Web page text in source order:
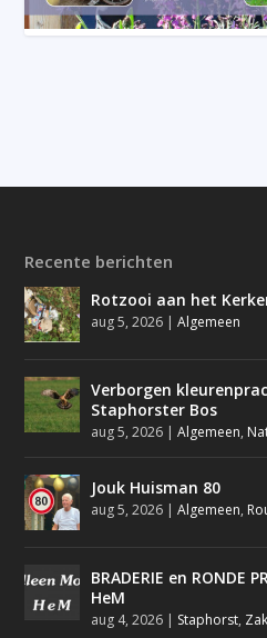
Recente berichten
Rotzooi aan het
aug 5, 2026 |Algemeen
Verborgen
Staphorster Bos
aug 5, 2026 |Algemeen,
Jouk Huisman 80
aug 5, 2026 |Algemeen,
BRADERIE en RONDE
HeM
aug 4, 2026 | Staphorst,